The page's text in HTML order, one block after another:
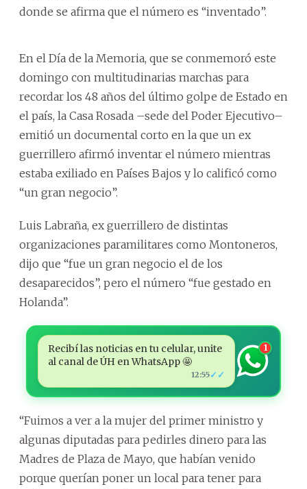
donde se afirma que el número es “inventado”.
En el Día de la Memoria, que se conmemoró este
domingo con multitudinarias marchas para
recordar los 48 años del último golpe de Estado en
el país, la Casa Rosada –sede del Poder Ejecutivo–
emitió un documental corto en la que un ex
guerrillero afirmó inventar el número mientras
estaba exiliado en Países Bajos y lo calificó como
“un gran negocio”.
Luis Labraña, ex guerrillero de distintas
organizaciones paramilitares como Montoneros,
dijo que “fue un gran negocio el de los
desaparecidos”, pero el número “fue gestado en
Holanda”.
Recibí las noticias en tu celular, unite
al canal de ÚH en WhatsApp 🤩
12:55✓✓
1
“Fuimos a ver a la mujer del primer ministro y
algunas diputadas para pedirles dinero para las
Madres de Plaza de Mayo, que habían venido
porque querían poner un local para tener para